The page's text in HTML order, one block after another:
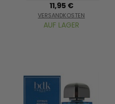
11,95 €
VERSANDKOSTEN
AUF LAGER